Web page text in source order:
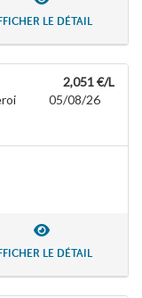
LE DÉTAIL
2,051 €/L
05/08/26
LE DÉTAIL